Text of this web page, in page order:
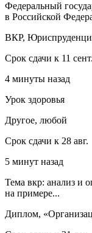
Федеральный
в Российской
ВКР,
Срок сдачи к 11 сент.
4 минуты назад
Урок здоровья
Другое, любой
Срок сдачи к 28 авг.
5 минут назад
Тема вкр: анализ и
на примере...
Диплом,